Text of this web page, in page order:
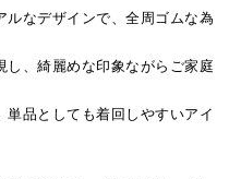
ルなデザインで、全周ゴムな為
し、綺麗めな印象ながらご家庭
品としても着回しやすいアイ